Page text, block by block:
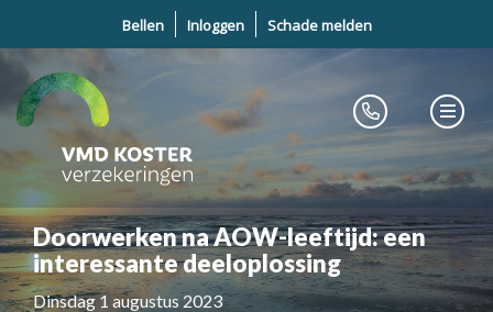
Bellen Inloggen Schade melden
Doorwerken na AOW-leeftijd: een
interessante deeloplossing
Dinsdag 1 augustus 2023